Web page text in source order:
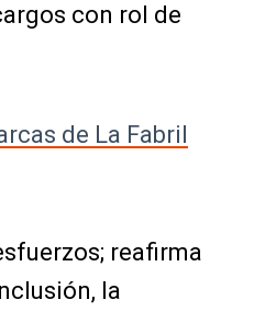
con rol de
de La Fabril
reafirma
la